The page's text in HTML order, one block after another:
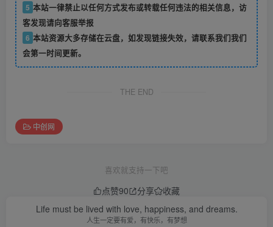
5 本站一律禁止以任何方式发布或转载任何违法的相关信息，访
客发现请向客服举报
6 本站资源大多存储在云盘，如发现链接失效，请联系我们我们
会第一时间更新。
THE END
中创网
喜欢就支持一下吧
点赞90 分享
收藏
Life must be lived with love, happiness, and dreams.
人生一定要有爱，有快乐，有梦想